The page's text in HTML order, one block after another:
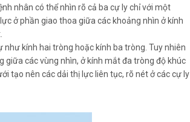
nhân có thể nhìn rõ cả ba cự ly chỉ với một
ở phần giao thoa giữa các khoảng nhìn ở kính
kính hai tròng hoặc kính ba tròng. Tuy nhiên
giữa các vùng nhìn, ở kính mắt đa tròng độ khúc
tạo nên các dải thị lực liên tục, rõ nét ở các cự ly